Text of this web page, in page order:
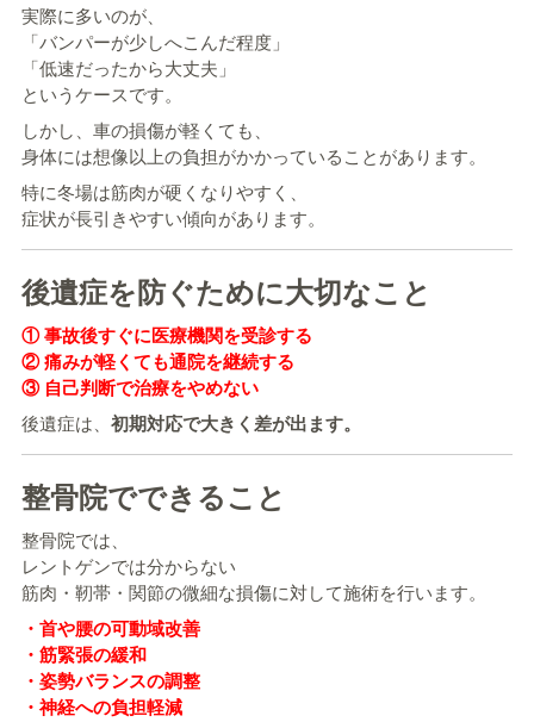
実際に多いのが、
「バンパーが少しへこんだ程度」
「低速だったから大丈夫」
というケースです。
しかし、車の損傷が軽くても、
身体には想像以上の負担がかかっていることがあります。
特に冬場は筋肉が硬くなりやすく、
症状が長引きやすい傾向があります。
後遺症を防ぐために大切なこと
① 事故後すぐに医療機関を受診する
② 痛みが軽くても通院を継続する
③ 自己判断で治療をやめない
後遺症は、 初期対応で大きく差が出ます。
整骨院でできること
整骨院では、
レントゲンでは分からない
筋肉・靭帯・関節の微細な損傷に対して施術を行います。
・首や腰の可動域改善
・筋緊張の緩和
・姿勢バランスの調整
・神経への負担軽減